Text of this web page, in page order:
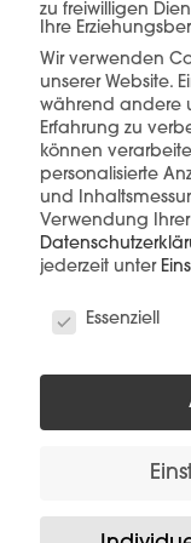
mehr
Diese
zu freiwilligen
Ihre
Wir verwenden
unserer Website.
während andere
Erfahrung zu
können
personalisierte
und
Verwendung
jederzeit unter
Essenziell